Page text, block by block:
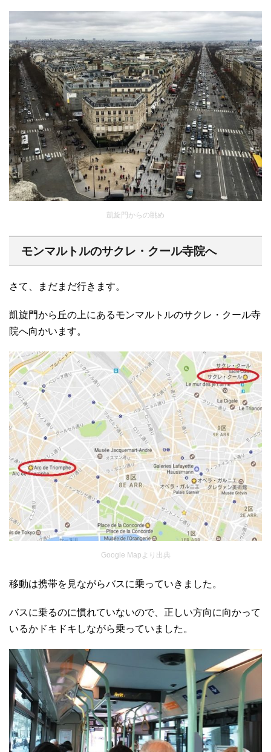
凱旋門からの眺め
モンマルトルのサクレ・クール寺院へ
さて、まだまだ行きます。
凱旋門から丘の上にあるモンマルトルのサクレ・クール寺
院へ向かいます。
Google Mapより出典
移動は携帯を見ながらバスに乗っていきました。
バスに乗るのに慣れていないので、正しい方向に向かって
いるかドキドキしながら乗っていました。